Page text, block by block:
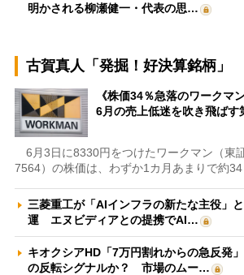
明かされる柳瀬健一・代表の思…
古賀真人「発掘！好決算銘柄」
《株価34％急落のワークマ
6月の売上低迷を吹き飛ば
6月3日に8330円をつけたワークマン（東
7564）の株価は、わずか1カ月あまりで約34
三菱重工が「AIインフラの新たな主役」
運 エヌビディアとの提携でAI…
キオクシアHD「7万円割れからの急反発
の反転シグナルか？ 市場のムー…